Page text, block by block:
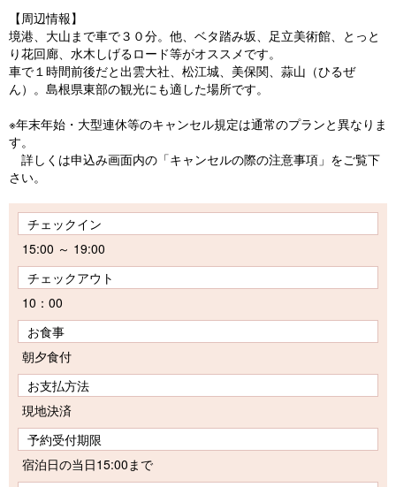
【周辺情報】
境港、大山まで車で３０分。他、ベタ踏み坂、足立美術館、とっと
り花回廊、水木しげるロード等がオススメです。
車で１時間前後だと出雲大社、松江城、美保関、蒜山（ひるぜ
ん）。島根県東部の観光にも適した場所です。
※年末年始・大型連休等のキャンセル規定は通常のプランと異なりま
す。
詳しくは申込み画面内の「キャンセルの際の注意事項」をご覧下
さい。
チェックイン
15:00 ～ 19:00
チェックアウト
10：00
お食事
朝夕食付
お支払方法
現地決済
予約受付期限
宿泊日の当日15:00まで